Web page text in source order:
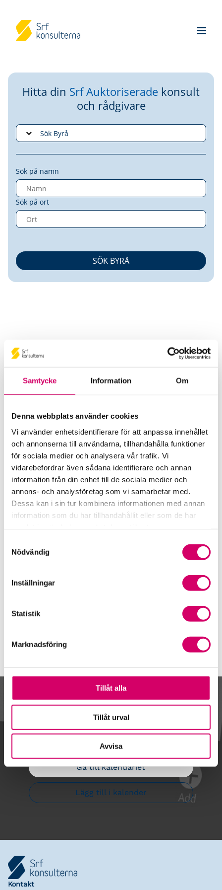
Samtycke Information Om
Denna webbplats använder cookies
Vi använder enhetsidentifierare för att anpassa innehållet
och annonserna till användarna, tillhandahålla funktioner
för sociala medier och analysera vår trafik. Vi
vidarebefordrar även sådana identifierare och annan
information från din enhet till de sociala medier och
annons- och analysföretag som vi samarbetar med.
Dessa kan i sin tur kombinera informationen med annan
information som du har tillhandahållit eller som de har
Nödvändig
Inställningar
Statistik
Marknadsföring
Tillåt alla
Tillåt urval
Avvisa
Hitta din Srf Auktoriserade konsult
och rådgivare
Sök på namn
Sök på ort
Gradusante AB
Srf Auktoriserade konsulter
Auktoriserad Redovisningskonsult
070-377 59 28
Kristianstad
Hampus Linde
Auktoriserad Redovisningskonsult
Skicka e-post
070-377 02 98
Kristianstad
Auktoriserad Redovisningskonsult
Skicka e-post
Kristianstad
www.gradusante.se
Kalendarium
Gå till kalendariet
Lägg till i kalender
Kontakt